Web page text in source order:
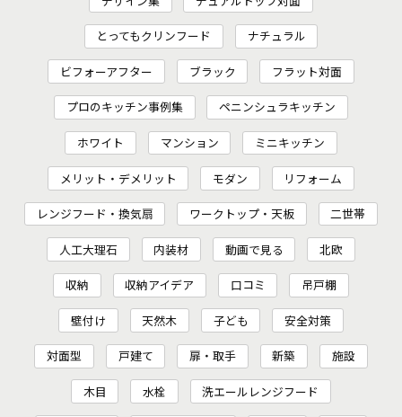
とってもクリンフード ナチュラル
ビフォーアフター ブラック フラット対面
プロのキッチン事例集 ペニンシュラキッチン
ホワイト マンション ミニキッチン
メリット・デメリット モダン リフォーム
レンジフード・換気扇 ワークトップ・天板 二世帯
人工大理石 内装材 動画で見る 北欧
収納 収納アイデア 口コミ 吊戸棚
壁付け 天然木 子ども 安全対策
対面型 戸建て 扉・取手 新築 施設
木目 水栓 洗エールレンジフード